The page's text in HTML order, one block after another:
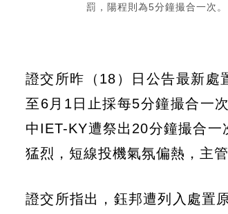
罰，陽程則為5分鐘撮合一次
證交所昨（18）日公告最新處
至6月1日止採每5分鐘撮合一
中IET-KY遭祭出20分鐘撮合
猛烈，短線投機氣氛偏熱，主
證交所指出，鈺邦遭列入處置